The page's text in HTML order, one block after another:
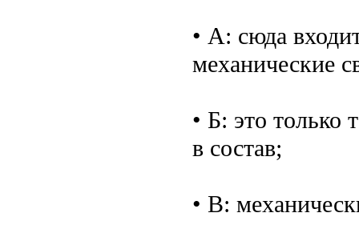
• А: сюда
механические
• Б: это только
в состав;
• В: